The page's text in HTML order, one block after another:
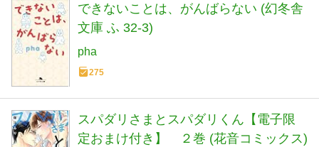
できないことは、がんばらない (幻冬舎
文庫 ふ 32-3)
pha
275
スパダリさまとスパダリくん【電子限
定おまけ付き】 ２巻 (花音コミックス)